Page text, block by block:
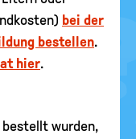
bei der
bestellen.
hier.
bestellt wurden,